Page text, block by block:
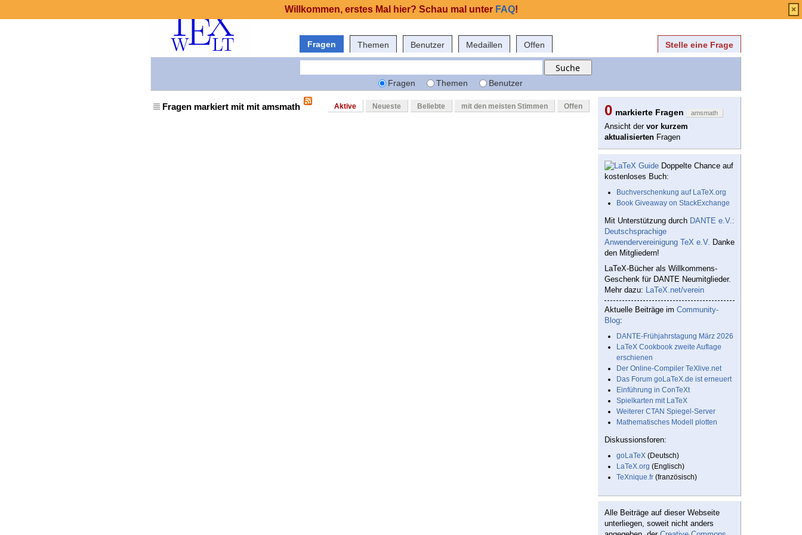
Fragen Themen Benutzer Medaillen Offen Stelle eine Frage
Fragen Themen Benutzer
Fragen markiert mit mit amsmath Aktive Neueste Beliebte mit den meisten Stimmen Offen 0 markierte Fragen amsmath
Ansicht der vor kurzem
aktualisierten Fragen
Doppelte Chance auf
kostenloses Buch:
Buchverschenkung auf LaTeX.org
Book Giveaway on StackExchange
Mit Unterstützung durch DANTE e.V.:
Deutschsprachige
Anwendervereinigung TeX e.V. Danke
den Mitgliedern!
LaTeX-Bücher als Willkommens-
Geschenk für DANTE Neumitglieder.
Mehr dazu: LaTeX.net/verein
Aktuelle Beiträge im Community-
Blog:
DANTE-Frühjahrstagung März 2026
LaTeX Cookbook zweite Auflage
erschienen
Der Online-Compiler TeXlive.net
Das Forum goLaTeX.de ist erneuert
Einführung in ConTeXt
Spielkarten mit LaTeX
Weiterer CTAN Spiegel-Server
Mathematisches Modell plotten
Diskussionsforen:
goLaTeX (Deutsch)
LaTeX.org (Englisch)
TeXnique.fr (französisch)
Alle Beiträge auf dieser Webseite
unterliegen, soweit nicht anders
Willkommen, erstes Mal hier? Schau mal unter FAQ! ×